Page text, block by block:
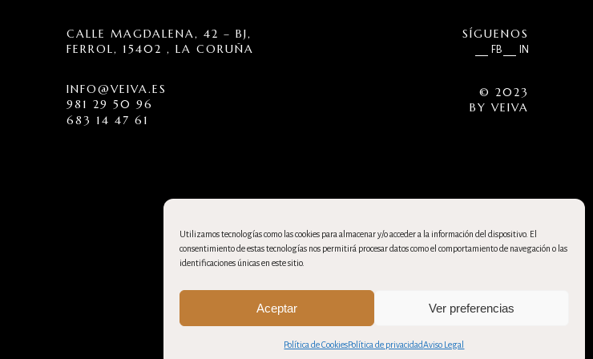
Utilizamos tecnologías como las cookies para almacenar y/o acceder a la información del dispositivo. El
consentimiento de estas tecnologías nos permitirá procesar datos como el comportamiento de navegación o las
identificaciones únicas en este sitio.
Aceptar Ver preferencias
Política de CookiesPolítica de privacidadAviso Legal
CALLE MAGDALENA, 42 – BJ,
FERROL, 15402 , LA CORUÑA
INFO@VEIVA.ES
981 29 50 96
683 14 47 61
SÍGUENOS
FB IN
© 2023
BY VEIVA